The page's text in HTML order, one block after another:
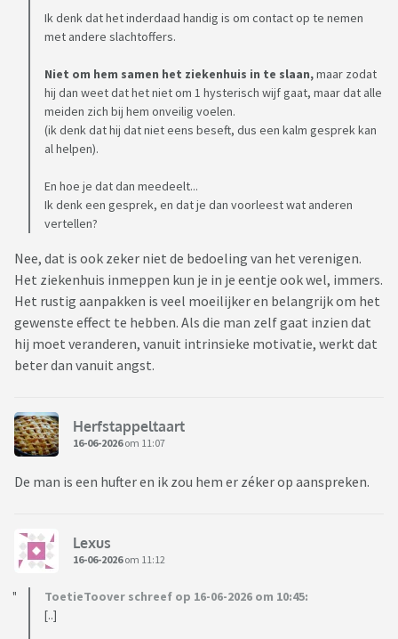
Ik denk dat het inderdaad handig is om contact op te nemen
met andere slachtoffers.
Niet om hem samen het ziekenhuis in te slaan,maar zodat
hij dan weet dat het niet om 1 hysterisch wijf gaat, maar dat alle
meiden zich bij hem onveilig voelen.
(ik denk dat hij dat niet eens beseft, dus een kalm gesprek kan
al helpen).
En hoe je dat dan meedeelt...
Ik denk een gesprek, en dat je dan voorleest wat anderen
vertellen?
Nee, dat is ook zeker niet de bedoeling van het verenigen.
Het ziekenhuis inmeppen kun je in je eentje ook wel, immers.
Het rustig aanpakken is veel moeilijker en belangrijk om het
gewenste effect te hebben. Als die man zelf gaat inzien dat
hij moet veranderen, vanuit intrinsieke motivatie, werkt dat
beter dan vanuit angst.
Herfstappeltaart
16-06-2026om 11:07
De man is een hufter en ik zou hem er zéker op aanspreken.
Lexus
16-06-2026om 11:12
ToetieToover schreef op 16-06-2026 om 10:45:
[..]